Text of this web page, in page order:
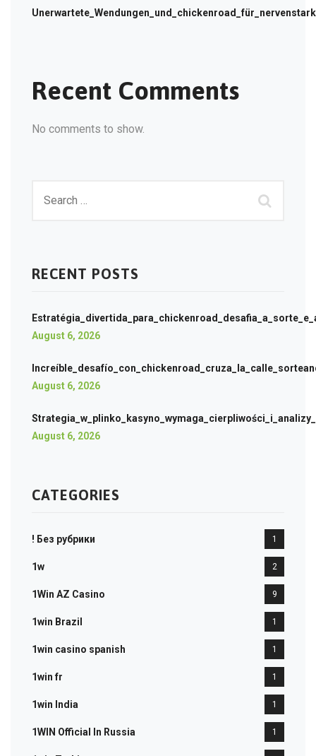
Recent Comments
No comments to show.
RECENT POSTS
August 6, 2026
August 6, 2026
August 6, 2026
CATEGORIES
! Без рубрики 1
1w 2
1Win AZ Casino 9
1win Brazil 1
1win casino spanish 1
1win fr 1
1win India 1
1WIN Official In Russia 1